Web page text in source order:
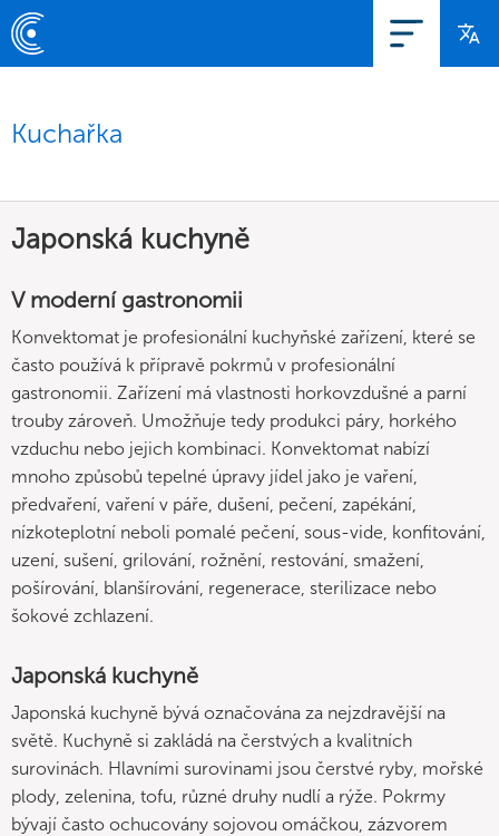
Kuchařka
Japonská kuchyně
V moderní gastronomii
Konvektomat je profesionální kuchyňské zařízení, které se
často používá k přípravě pokrmů v profesionální
gastronomii. Zařízení má vlastnosti horkovzdušné a parní
trouby zároveň. Umožňuje tedy produkci páry, horkého
vzduchu nebo jejich kombinaci. Konvektomat nabízí
mnoho způsobů tepelné úpravy jídel jako je vaření,
předvaření, vaření v páře, dušení, pečení, zapékání,
nízkoteplotní neboli pomalé pečení, sous-vide, konfitování,
uzení, sušení, grilování, rožnění, restování, smažení,
pošírování, blanšírování, regenerace, sterilizace nebo
šokové zchlazení.
Japonská kuchyně
Japonská kuchyně bývá označována za nejzdravější na
světě. Kuchyně si zakládá na čerstvých a kvalitních
surovinách. Hlavními surovinami jsou čerstvé ryby, mořské
plody, zelenina, tofu, různé druhy nudlí a rýže. Pokrmy
bývají často ochucovány sojovou omáčkou, zázvorem